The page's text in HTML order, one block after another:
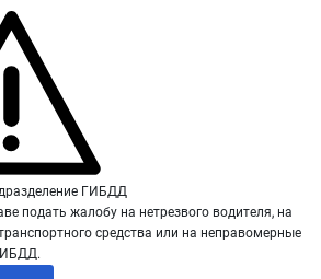
ГИБДД
подать жалобу на нетрезвого водителя, на
средства или на неправомерные